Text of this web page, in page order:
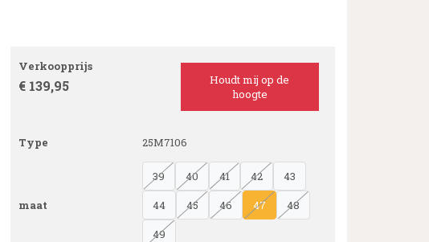
Verkoopprijs
€ 139,95
Houdt mij op de
hoogte
Type 25M7106
maat
39 40 41 42
43
44
45 46 47
48
49